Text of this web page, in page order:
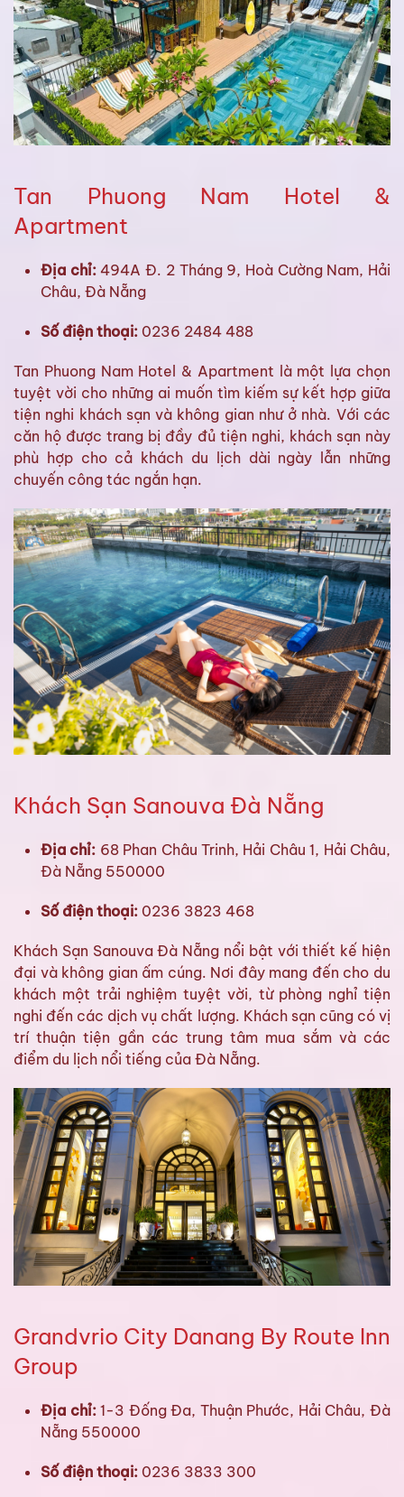
Tan Phuong Nam Hotel &
Apartment
Địa chỉ:494A Đ. 2 Tháng 9, Hoà Cường Nam, Hải
Châu, Đà Nẵng
Số điện thoại: 0236 2484 488
Tan Phuong Nam Hotel & Apartment là một lựa chọn
tuyệt vời cho những ai muốn tìm kiếm sự kết hợp giữa
tiện nghi khách sạn và không gian như ở nhà. Với các
căn hộ được trang bị đầy đủ tiện nghi, khách sạn này
phù hợp cho cả khách du lịch dài ngày lẫn những
chuyến công tác ngắn hạn.
Khách Sạn Sanouva Đà Nẵng
Địa chỉ: 68 Phan Châu Trinh, Hải Châu 1, Hải Châu,
Đà Nẵng 550000
Số điện thoại: 0236 3823 468
Khách Sạn Sanouva Đà Nẵng nổi bật với thiết kế hiện
đại và không gian ấm cúng. Nơi đây mang đến cho du
khách một trải nghiệm tuyệt vời, từ phòng nghỉ tiện
nghi đến các dịch vụ chất lượng. Khách sạn cũng có vị
trí thuận tiện gần các trung tâm mua sắm và các
điểm du lịch nổi tiếng của Đà Nẵng.
Grandvrio City Danang By Route Inn
Group
Địa chỉ:1-3 Đống Đa, Thuận Phước, Hải Châu, Đà
Nẵng 550000
Số điện thoại: 0236 3833 300